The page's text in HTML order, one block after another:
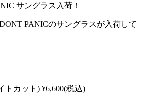
サングラス入荷！
PANICのサングラスが入荷して
トカット) ¥6,600(税込)